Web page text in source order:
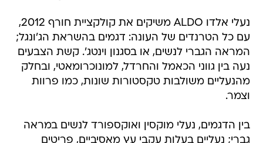
נעלי אלדו ALDO משיקים את קולקציית חורף 2012,
עם כל הטרנדים של העונה: דגמים בהשראת הג'ונגל;
המראה הגברי לנשים, או בסגנון וינטג'. קשת הצבעים
נעה בין גווני הכאמל והחרדל, למונוכרומאטי, ובחלק
מהנעליים משולבות טקסטורות שונות, כמו פרוות
וצמר.
בין הדגמים, נעלי מוקסין ואוקספורד לנשים במראה
גברי; נעליים בעלות עקבי עץ מאסיביים, פריטים